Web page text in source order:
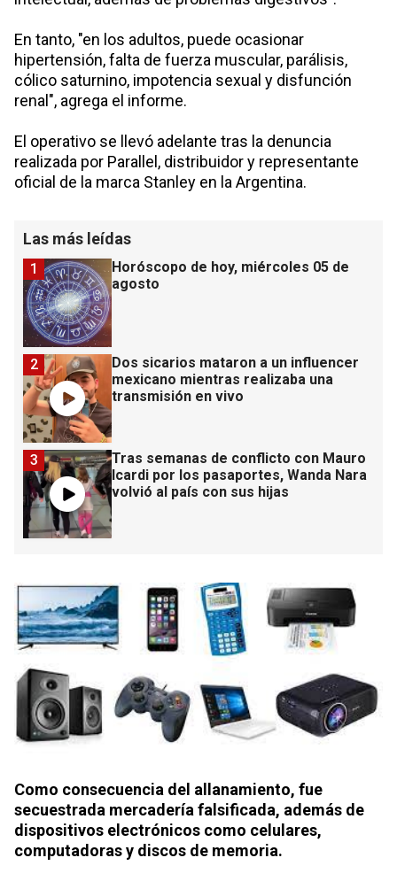
En tanto, "en los adultos, puede ocasionar
hipertensión, falta de fuerza muscular, parálisis,
cólico saturnino, impotencia sexual y disfunción
renal", agrega el informe.
El operativo se llevó adelante tras la denuncia
realizada por Parallel, distribuidor y representante
oficial de la marca Stanley en la Argentina.
Las más leídas
Horóscopo de hoy, miércoles 05 de
agosto
1
Dos sicarios mataron a un influencer
mexicano mientras realizaba una
transmisión en vivo
2
Tras semanas de conflicto con Mauro
Icardi por los pasaportes, Wanda Nara
volvió al país con sus hijas
3
Como consecuencia del allanamiento, fue
secuestrada mercadería falsificada, además de
dispositivos electrónicos como celulares,
computadoras y discos de memoria.